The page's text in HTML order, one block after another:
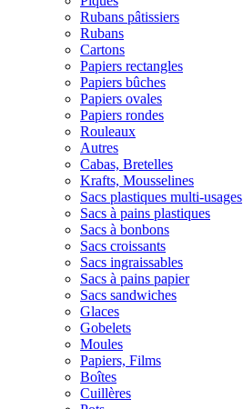
Rubans pâtissiers
Rubans
Cartons
Papiers rectangles
Papiers bûches
Papiers ovales
Papiers rondes
Rouleaux
Autres
Cabas, Bretelles
Krafts, Mousselines
Sacs plastiques multi-usages
Sacs à pains plastiques
Sacs à bonbons
Sacs croissants
Sacs ingraissables
Sacs à pains papier
Sacs sandwiches
Glaces
Gobelets
Moules
Papiers, Films
Boîtes
Cuillères